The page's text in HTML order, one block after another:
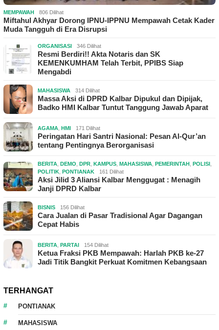
MEMPAWAH 806 Dilihat
Miftahul Akhyar Dorong IPNU-IPPNU Mempawah Cetak Kader
Muda Tangguh di Era Disrupsi
ORGANISASI 346 Dilihat
Resmi Berdiri!! Akta Notaris dan SK
KEMENKUMHAM Telah Terbit, PPIBS Siap
Mengabdi
MAHASISWA 314 Dilihat
Massa Aksi di DPRD Kalbar Dipukul dan Dipijak,
Badko HMI Kalbar Tuntut Tanggung Jawab Aparat
AGAMA HMI 171 Dilihat
Peringatan Hari Santri Nasional: Pesan Al-Qur’an
tentang Pentingnya Berorganisasi
BERITA DEMO DPR KAMPUS MAHASISWA PEMERINTAH POLISI
POLITIK PONTIANAK 161 Dilihat
Aksi Jilid 3 Aliansi Kalbar Menggugat : Menagih
Janji DPRD Kalbar
BISNIS 156 Dilihat
Cara Jualan di Pasar Tradisional Agar Dagangan
Cepat Habis
BERITA PARTAI 154 Dilihat
Ketua Fraksi PKB Mempawah: Harlah PKB ke-27
Jadi Titik Bangkit Perkuat Komitmen Kebangsaan
TERHANGAT
PONTIANAK
MAHASISWA